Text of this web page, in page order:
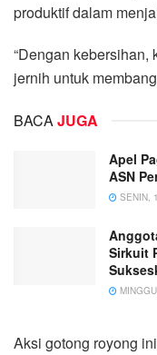
produktif dalam
“Dengan
jernih untuk
BACAJUGA
Apel
ASN
SENIN,
Sirkuit
Aksi gotong royong